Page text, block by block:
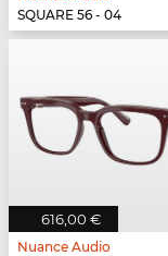
SQUARE 56 - 04
616,00 €
Nuance Audio